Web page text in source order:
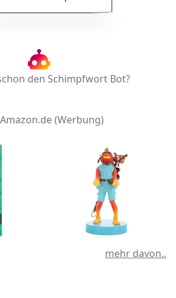
den Schimpfwort Bot?
(Werbung)
mehr davon..